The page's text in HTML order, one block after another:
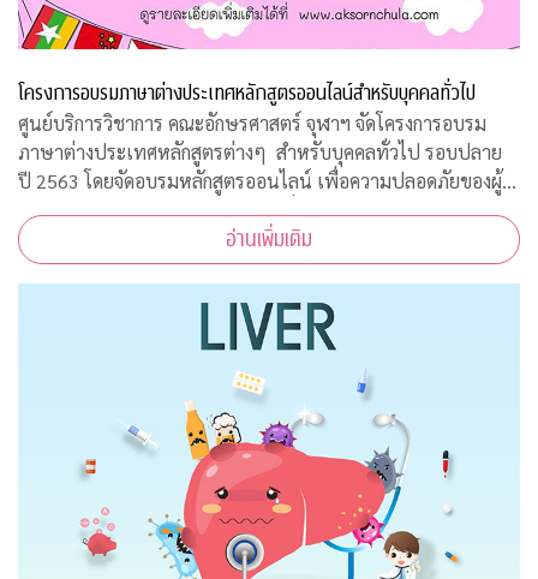
โครงการอบรมภาษาต่างประเทศหลักสูตรออนไลน์สำหรับบุคคลทั่วไป
ศูนย์บริการวิชาการ คณะอักษรศาสตร์ จุฬาฯ จัดโครงการอบรม
ภาษาต่างประเทศหลักสูตรต่างๆ สำหรับบุคคลทั่วไป รอบปลาย
ปี 2563 โดยจัดอบรมหลักสูตรออนไลน์ เพื่อความปลอดภัยของผู้
สอนและผู้เข้าร่วมการอบรมทุกคนเนื่องจากสถานการณ์โควิด-19
ทำให้ไม่สามารถจัดอบรมในห้องเรียนรูป
อ่านเพิ่มเติม